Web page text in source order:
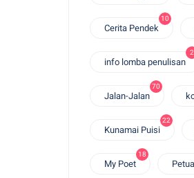
Cerita Pendek
10
info lomba penulisan
2
Jalan-Jalan
70
Kunamai Puisi
22
My Poet
18